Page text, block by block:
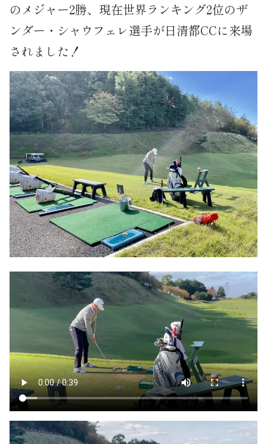
のメジャー2勝、現在世界ランキング2位のザ
ンダー・シャウフェレ選手が日清都CCに来場
されました！